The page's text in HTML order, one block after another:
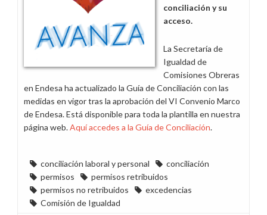
conciliación y su
acceso.
La Secretaría de
Igualdad de
Comisiones Obreras
en Endesa ha actualizado la Guía de Conciliación con las
medidas en vigor tras la aprobación del VI Convenio Marco
de Endesa. Está disponible para toda la plantilla en nuestra
página web.Aquí accedes a la Guía de Conciliación.
conciliación laboral y personal
conciliación
permisos
permisos retribuidos
permisos no retribuidos
excedencias
Comisión de Igualdad